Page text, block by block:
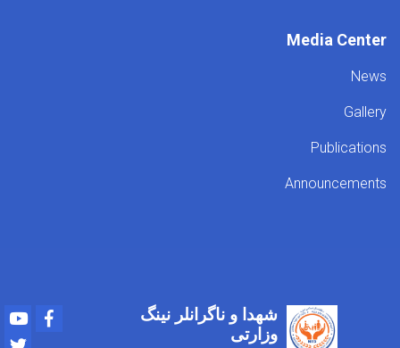
Media Center
News
Gallery
Publications
Announcements
شهدا و ناگرانلر نینگ
وزارتی
YoutubeFacebook